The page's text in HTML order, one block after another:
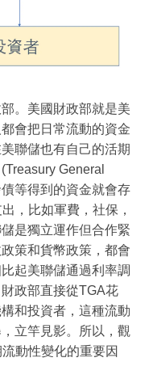
。美國財政部就是美
會把日常流動的資金
聯儲也有自己的活期
General
等得到的資金就會存
，比如軍費，社保，
是獨立運作但合作緊
策和貨幣政策，都會
起美聯儲通過利率調
政部直接從TGA花
和投資者，這種流動
立竿見影。所以，觀
動性變化的重要因